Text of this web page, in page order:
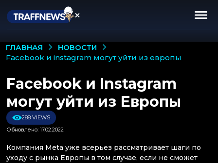
ГЛАВНАЯ
НОВОСТИ
facebook и instagram могут уйти из европы
Facebook и Instagram
могут уйти из Европы
288 VIEWS
Обновлено: 17.02.2022
Компания Meta уже всерьез рассматривает шаги по
уходу с рынка Европы в том случае, если не сможет